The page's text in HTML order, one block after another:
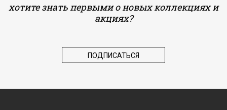
хотите знать первыми о новых коллекциях и
акциях?